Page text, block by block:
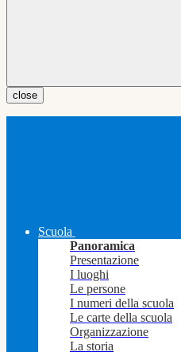
close
Scuola
Panoramica
Presentazione
I luoghi
Le persone
I numeri della scuola
Le carte della scuola
Organizzazione
La storia